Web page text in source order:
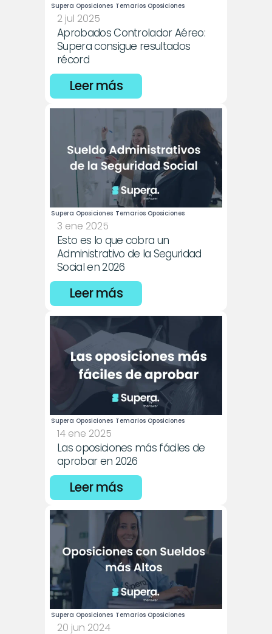
Supera Oposiciones Temarios Oposiciones
2 jul 2025
Aprobados Controlador Aéreo:
Supera consigue resultados
récord
Leer más
Supera Oposiciones Temarios Oposiciones
3 ene 2025
Esto es lo que cobra un
Administrativo de la Seguridad
Social en 2026
Leer más
Supera Oposiciones Temarios Oposiciones
14 ene 2025
Las oposiciones más fáciles de
aprobar en 2026
Leer más
Supera Oposiciones Temarios Oposiciones
20 jun 2024